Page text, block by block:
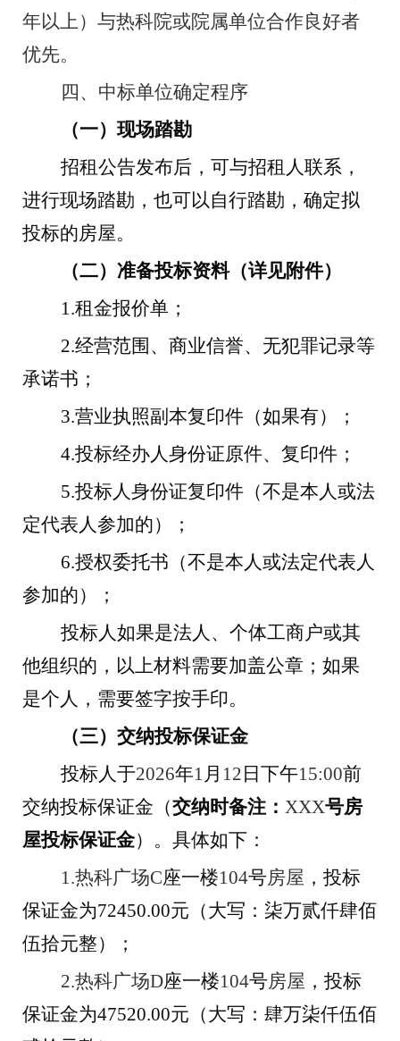
年以上） 与热科院或院属单位合作良好者
优先。
四、中标单位确定程序
（一）现场踏勘
招租公告发布后，可与招租人联系，
进行现场踏勘，也可以自行踏勘，确定拟
投标的房屋。
（二）准备投标资料（详见附件）
1.租金报价单；
2.经营范围、商业信誉、无犯罪记录等
承诺书；
3.营业执照副本复印件（如果有）；
4.投标经办人身份证原件、复印件；
5.投标人身份证复印件（不是本人或法
定代表人参加的）；
6.授权委托书（不是本人或法定代表人
参加的）；
投标人如果是法人、个体工商户或其
他组织的，以上材料需要加盖公章；如果
是个人，需要签字按手印。
（三）交纳投标保证金
投标人于2026年1月 12 日下午15:00前
交纳投标保证金（交纳时备注： XXX号房
屋投标保证金）。具体如下：
1.热科广场C座一楼104号房屋 ，投标
保证金为72450.00元（大写： 柒万贰仟肆佰
伍拾元整）；
2.热科广场D座一楼104号房屋 ，投标
保证金为47520.00元（大写： 肆万柒仟伍佰